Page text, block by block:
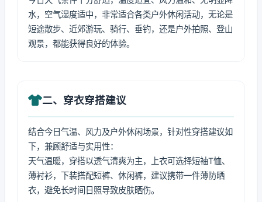
水，空气湿度适中，非常适合各类户外休闲活动，无论是
短途散步、近郊游玩、骑行、垂钓，还是户外拍照、登山
观景，都能获得良好的体验。
二、穿衣穿搭建议
结合今日气温、风力及户外休闲场景，针对性穿搭建议如
下，兼顾舒适与实用性：
天气温暖，穿搭以透气清爽为主，上衣可选择短袖T恤、
薄衬衫，下装搭配短裤、休闲裤，建议携带一件薄防晒
衣，避免长时间日照导致皮肤晒伤。